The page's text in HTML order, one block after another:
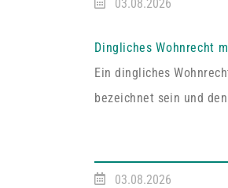
03.08.2026
Dingliches Wohnrecht
Ein dingliches
bezeichnet sein und
Pfälzischen
03.08.2026